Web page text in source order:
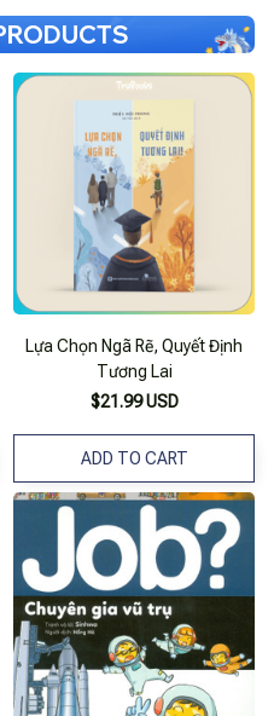
Lựa Chọn Ngã Rẽ, Quyết Định
Tương Lai
$21.99 USD
ADD TO CART